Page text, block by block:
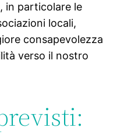
in particolare le
locali,
consapevolezza
verso il nostro